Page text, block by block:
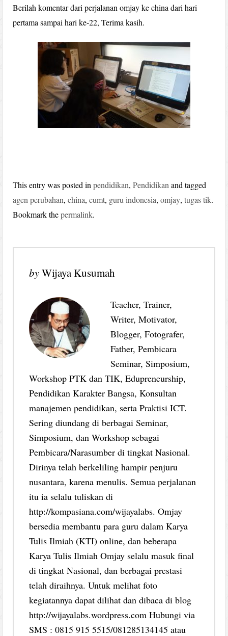
Berilah komentar dari perjalanan omjay ke china dari hari
pertama sampai hari ke-22, Terima kasih.
This entry was posted inpendidikan,Pendidikan and tagged
agen perubahan,china,cumt, guru indonesia,omjay,tugas tik.
Bookmark thepermalink.
byWijaya Kusumah
Teacher, Trainer,
Writer, Motivator,
Blogger, Fotografer,
Father, Pembicara
Seminar, Simposium,
Workshop PTK dan TIK, Edupreneurship,
Pendidikan Karakter Bangsa, Konsultan
manajemen pendidikan, serta Praktisi ICT.
Sering diundang di berbagai Seminar,
Simposium, dan Workshop sebagai
Pembicara/Narasumber di tingkat Nasional.
Dirinya telah berkeliling hampir penjuru
nusantara, karena menulis. Semua perjalanan
itu ia selalu tuliskan di
http://kompasiana.com/wijayalabs. Omjay
bersedia membantu para guru dalam Karya
Tulis Ilmiah (KTI) online, dan beberapa
Karya Tulis Ilmiah Omjay selalu masuk final
di tingkat Nasional, dan berbagai prestasi
telah diraihnya. Untuk melihat foto
kegiatannya dapat dilihat dan dibaca di blog
http://wijayalabs.wordpress.com Hubungi via
SMS : 0815 915 5515/081285134145 atau